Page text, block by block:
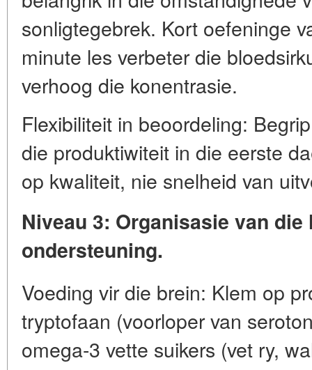
sonligtegebrek. Kort oefeninge
minute les verbeter die
verhoog die konentrasie.
Flexibiliteit in beoordeling:
die produktiwiteit in die eerste
op kwaliteit, nie snelheid van
Niveau 3: Organisasie van
ondersteuning.
Voeding vir die brein: Klem op
tryptofaan (voorloper van
omega-3 vette suikers (vet ry,